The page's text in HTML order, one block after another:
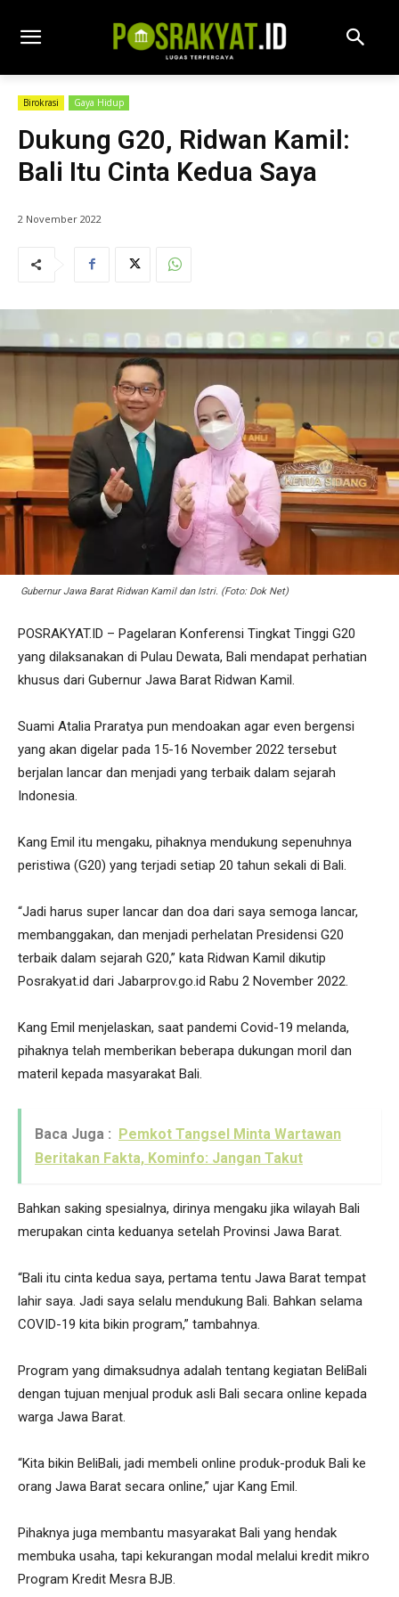
Birokrasi Gaya Hidup
Dukung G20, Ridwan Kamil:
Bali Itu Cinta Kedua Saya
2 November 2022
Gubernur Jawa Barat Ridwan Kamil dan Istri. (Foto: Dok Net)
POSRAKYAT.ID – Pagelaran Konferensi Tingkat Tinggi G20
yang dilaksanakan di Pulau Dewata, Bali mendapat perhatian
khusus dari Gubernur Jawa Barat Ridwan Kamil.
Suami Atalia Praratya pun mendoakan agar even bergensi
yang akan digelar pada 15-16 November 2022 tersebut
berjalan lancar dan menjadi yang terbaik dalam sejarah
Indonesia.
Kang Emil itu mengaku, pihaknya mendukung sepenuhnya
peristiwa (G20) yang terjadi setiap 20 tahun sekali di Bali.
“Jadi harus super lancar dan doa dari saya semoga lancar,
membanggakan, dan menjadi perhelatan Presidensi G20
terbaik dalam sejarah G20,” kata Ridwan Kamil dikutip
Posrakyat.id dari Jabarprov.go.id Rabu 2 November 2022.
Kang Emil menjelaskan, saat pandemi Covid-19 melanda,
pihaknya telah memberikan beberapa dukungan moril dan
materil kepada masyarakat Bali.
Baca Juga :
Pemkot Tangsel Minta Wartawan
Beritakan Fakta, Kominfo: Jangan Takut
Bahkan saking spesialnya, dirinya mengaku jika wilayah Bali
merupakan cinta keduanya setelah Provinsi Jawa Barat.
“Bali itu cinta kedua saya, pertama tentu Jawa Barat tempat
lahir saya. Jadi saya selalu mendukung Bali. Bahkan selama
COVID-19 kita bikin program,” tambahnya.
Program yang dimaksudnya adalah tentang kegiatan BeliBali
dengan tujuan menjual produk asli Bali secara online kepada
warga Jawa Barat.
“Kita bikin BeliBali, jadi membeli online produk-produk Bali ke
orang Jawa Barat secara online,” ujar Kang Emil.
Pihaknya juga membantu masyarakat Bali yang hendak
membuka usaha, tapi kekurangan modal melalui kredit mikro
Program Kredit Mesra BJB.